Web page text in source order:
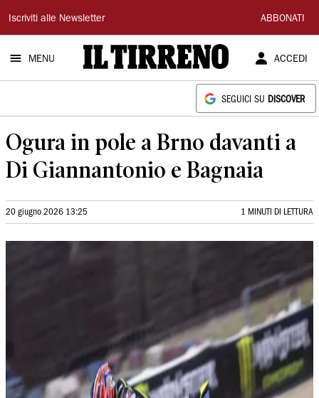
Il
Tirreno
Iscriviti alle Newsletter ABBONATI
MENU ACCEDI
SEGUICI SU DISCOVER
Ogura in pole a Brno davanti a
Di Giannantonio e Bagnaia
20 giugno 2026 13:25 1 MINUTI DI LETTURA